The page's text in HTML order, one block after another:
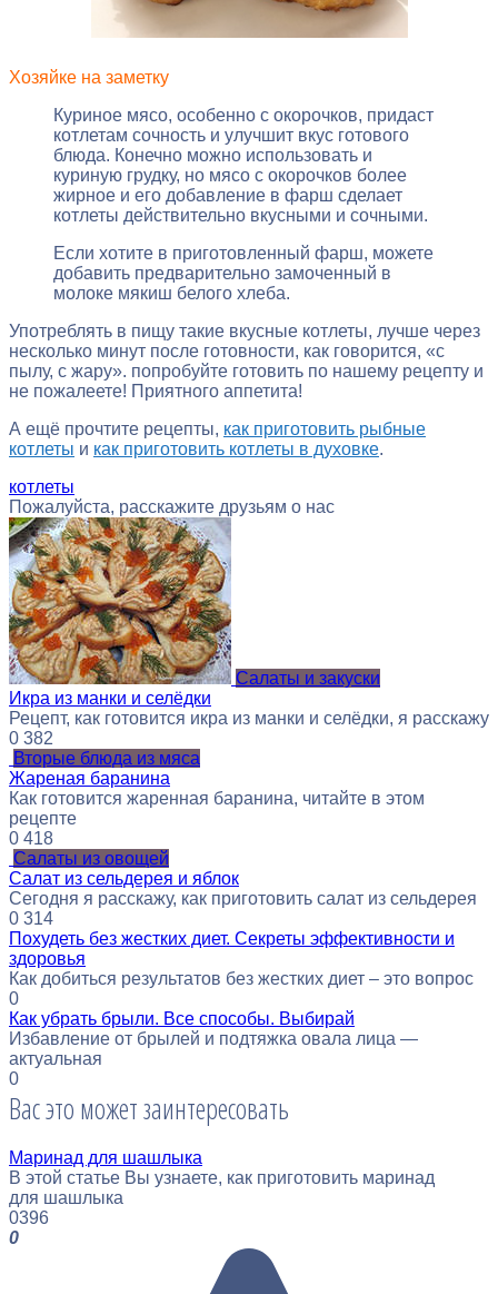
Хозяйке на заметку
Куриное мясо, особенно с окорочков, придаст
котлетам сочность и улучшит вкус готового
блюда. Конечно можно использовать и
куриную грудку, но мясо с окорочков более
жирное и его добавление в фарш сделает
котлеты действительно вкусными и сочными.
Если хотите в приготовленный фарш, можете
добавить предварительно замоченный в
молоке мякиш белого хлеба.
Употреблять в пищу такие вкусные котлеты, лучше через
несколько минут после готовности, как говорится, «с
пылу, с жару». попробуйте готовить по нашему рецепту и
не пожалеете! Приятного аппетита!
А ещё прочтите рецепты, как приготовить рыбные
котлеты и как приготовить котлеты в духовке.
котлеты
Пожалуйста, расскажите друзьям о нас
Салаты и закуски
Икра из манки и селёдки
Рецепт, как готовится икра из манки и селёдки, я расскажу
0 382
Вторые блюда из мяса
Жареная баранина
Как готовится жаренная баранина, читайте в этом
рецепте
0 418
Салаты из овощей
Салат из сельдерея и яблок
Сегодня я расскажу, как приготовить салат из сельдерея
0 314
Похудеть без жестких диет. Секреты эффективности и
здоровья
Как добиться результатов без жестких диет – это вопрос
0
Как убрать брыли. Все способы. Выбирай
Избавление от брылей и подтяжка овала лица —
актуальная
0
Вас это может заинтересовать
Маринад для шашлыка
В этой статье Вы узнаете, как приготовить маринад
для шашлыка
0396
0